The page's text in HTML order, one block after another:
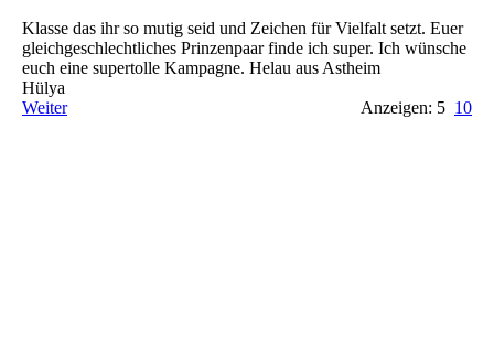
Klasse das ihr so mutig seid und Zeichen für Vielfalt setzt. Euer
gleichgeschlechtliches Prinzenpaar finde ich super. Ich wünsche
euch eine supertolle Kampagne. Helau aus Astheim
Hülya
Weiter
Anzeigen: 5 10